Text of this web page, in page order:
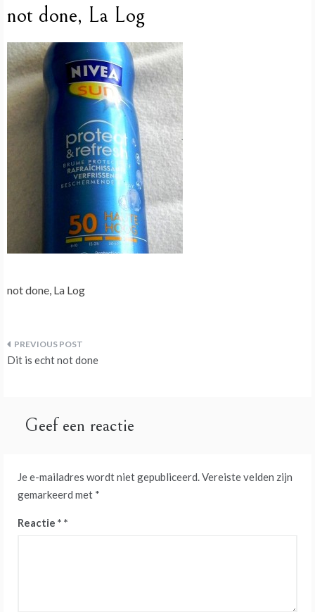
not done, La Log
not done, La Log
Bericht
Dit is echt not done
Geef een reactie
Je e-mailadres wordt niet gepubliceerd.Vereiste velden zijn
gemarkeerd met *
Reactie *